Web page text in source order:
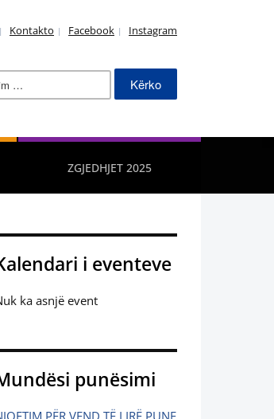
Kontakto Facebook Instagram
Kërko
për:
ZGJEDHJET 2025
i eventeve
ka asnjë event
punësimi
PËR VEND TË LIRË PUNE